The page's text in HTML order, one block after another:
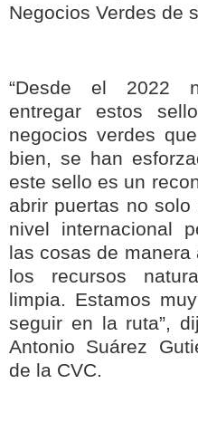
Negocios Verdes de
“Desde el 2022
entregar estos
negocios verdes
bien, se han
este sello es un
abrir puertas no
nivel internacional
las cosas de manera
los recursos
limpia. Estamos
seguir en la ruta”,
Antonio Suárez
de la CVC.